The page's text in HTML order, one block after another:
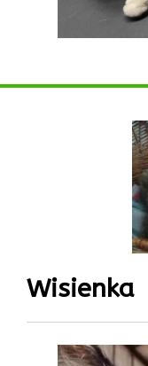
Wisienka